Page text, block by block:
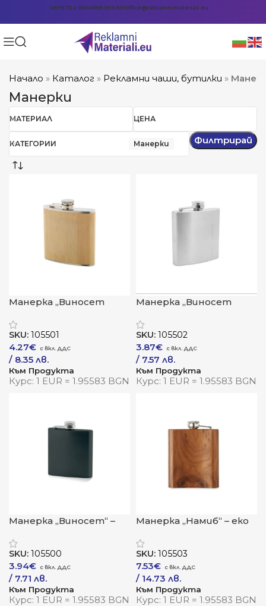
0878 722 8650888 903 601office@reklamnimateriali.eu
Начало » Каталог » Рекламни чаши, бутилки »
Манерки
МАТЕРИАЛ ЦЕНА
КАТЕГОРИИ Манерки Филтрирай
Манерка „Виносет
стил за ценители
SKU: 105501
4.27€
/ 8.35 лв.
Към Продукта
Курс: 1 EUR = 1.95583 BGN
Манерка „Виносет
елегантност за
ценители
SKU: 105502
3.87€
/ 7.57 лв.
Към Продукта
Курс: 1 EUR = 1.95583 BGN
Манерка „Виносет“ –
ценители
SKU: 105500
3.94€
/ 7.71 лв.
Към Продукта
Курс: 1 EUR = 1.95583 BGN
Манерка „Намиб“ – еко
SKU: 105503
7.53€
/ 14.73 лв.
Към Продукта
Курс: 1 EUR = 1.95583 BGN